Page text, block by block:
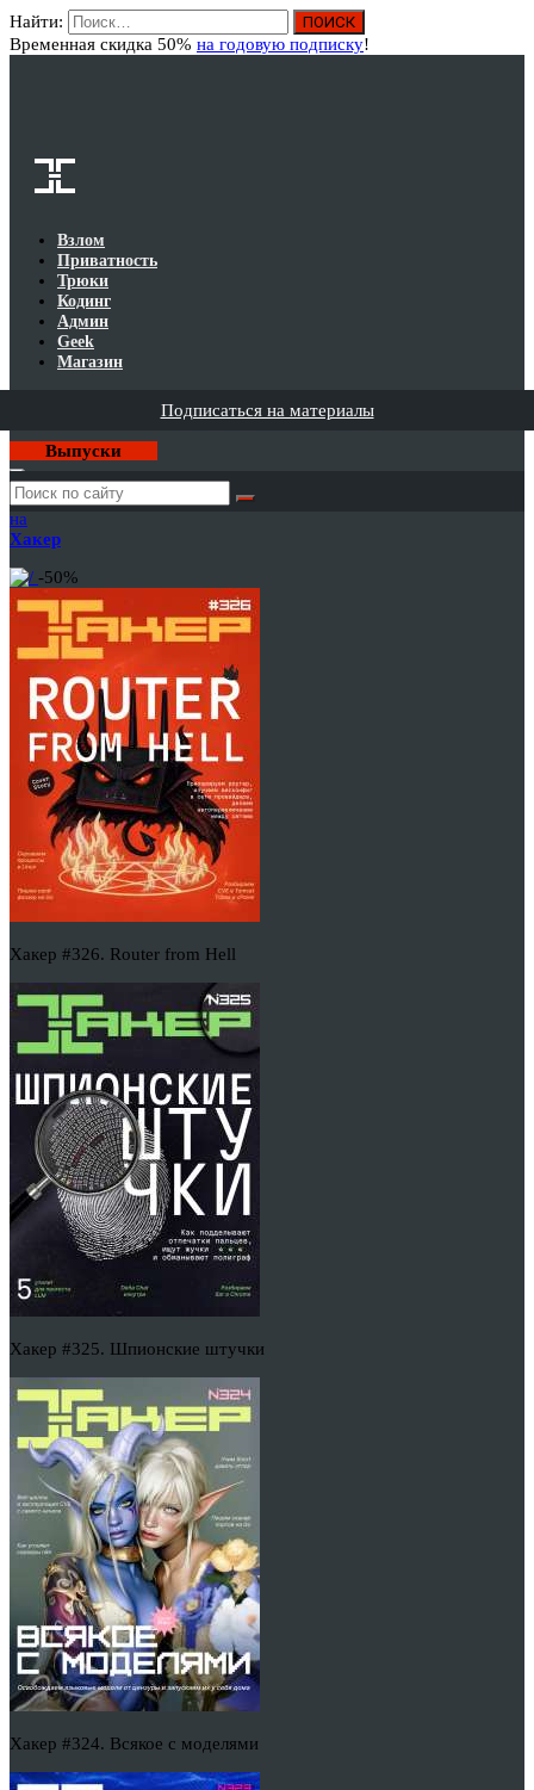
Найти:
Временная скидка 50% на годовую подписку!
Взлом
Приватность
Трюки
Кодинг
Админ
Geek
Магазин
Подписаться на материалы
Выпуски
Годовая
подписка
на
Хакер
-50%
Хакер #326. Router from Hell
Хакер #325. Шпионские штучки
Хакер #324. Всякое с моделями